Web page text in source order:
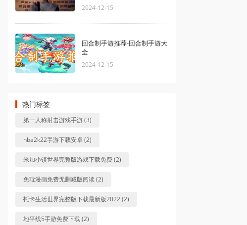
2024-12-15
回合制手游推荐-回合制手游大
全
2024-12-15
热门标签
第一人称射击游戏手游 (3)
nba2k22手游下载安卓 (2)
米加小镇世界完整版游戏下载免费 (2)
免耽漫画免费无删减版阅读 (2)
托卡生活世界完整版下载最新版2022 (2)
地平线5手游免费下载 (2)